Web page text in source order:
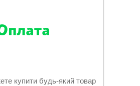
купити будь-який товар